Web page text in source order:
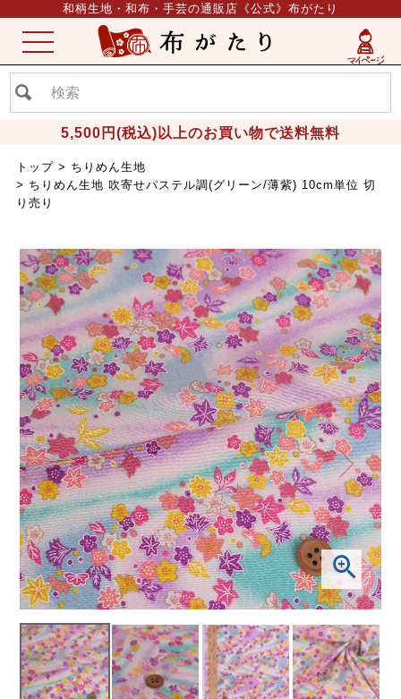
和柄生地・和布・手芸の通販店《公式》布がたり
5,500円(税込)以上のお買い物で送料無料
ME
NU
トップ
ちりめん生地
ちりめん生地 吹寄せパステル調(グリーン/薄紫) 10cm単位 切
り売り